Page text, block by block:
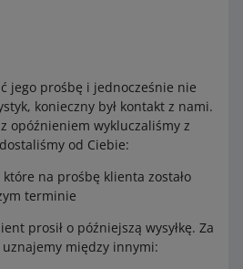
jego prośbę i jednocześnie nie
konieczny był kontakt z nami.
opóźnieniem wykluczaliśmy z
od Ciebie:
na prośbę klienta zostało
terminie
prosił o późniejszą wysyłkę. Za
między innymi: